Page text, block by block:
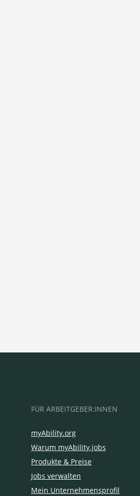
FÜR ARBEITGEBER:INNEN
myAbility.org
Warum myAbility.jobs
Produkte & Preise
Jobs verwalten
Mein Unternehmensprofil